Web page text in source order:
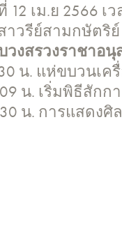
12 เม.ย 2566 เ
าวรีย์สามกษัตริย์
วงสรวงราชาอ
น. แห่ขบวนเค
น. เริ่มพิธีสักก
น. การแสดง